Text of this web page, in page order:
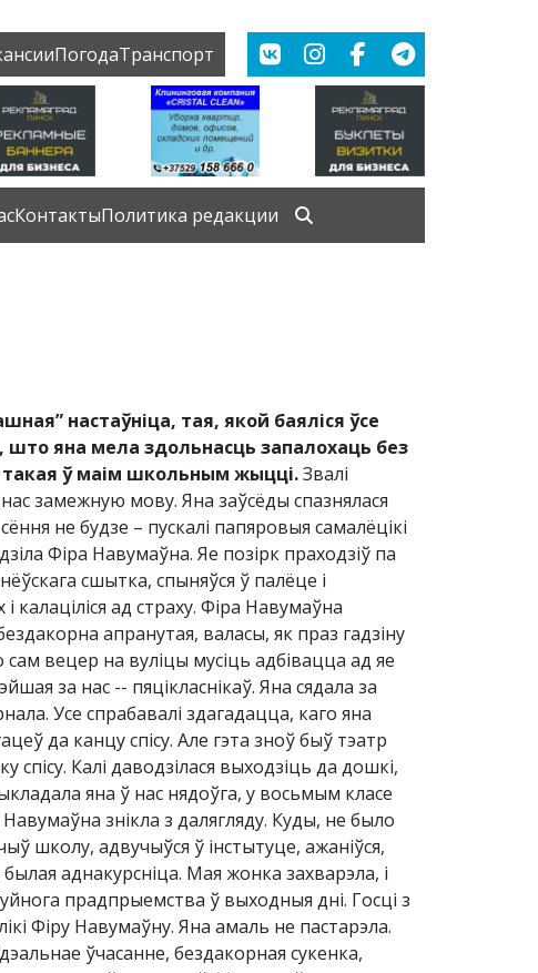
ПогодаТранспорт
КонтактыПолитика редакции
настаўніца, тая, якой баяліся ўсе
што яна мела здольнасць запалохаць без
такая ў маім школьным жыцці.Звалі
замежную мову. Яна заўсёды спазнялася
не будзе – пускалі папяровыя самалёцікі
Фіра Навумаўна. Яе позірк праходзіў па
сшытка, спыняўся ў палёце і
калаціліся ад страху. Фіра Навумаўна
апранутая, валасы, як праз гадзіну
вецер на вуліцы мусіць адбівацца ад яе
за нас -- пяцікласнікаў. Яна сядала за
Усе спрабавалі здагадацца, каго яна
да канцу спісу. Але гэта зноў быў тэатр
спісу. Калі даводзілася выходзіць да дошкі,
яна ў нас нядоўга, у восьмым класе
знікла з далягляду. Куды, не было
школу, адвучыўся ў інстытуце, ажаніўся,
аднакурсніца. Мая жонка захварэла, і
прадпрыемства ў выходныя дні. Госці з
Фіру Навумаўну. Яна амаль не пастарэла.
ўчасанне, бездакорная сукенка,